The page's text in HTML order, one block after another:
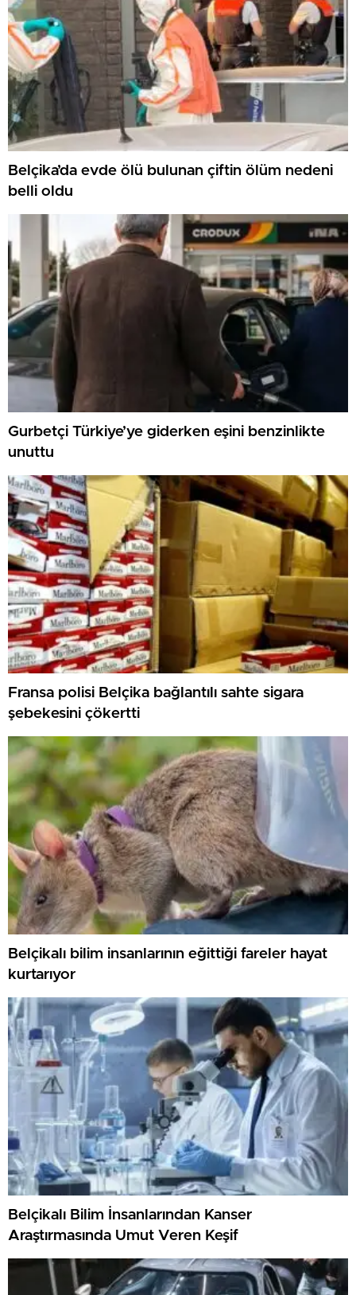
Belçika’da evde ölü bulunan çiftin ölüm nedeni
belli oldu
Gurbetçi Türkiye’ye giderken eşini benzinlikte
unuttu
Fransa polisi Belçika bağlantılı sahte sigara
şebekesini çökertti
Belçikalı bilim insanlarının eğittiği fareler hayat
kurtarıyor
Belçikalı Bilim İnsanlarından Kanser
Araştırmasında Umut Veren Keşif